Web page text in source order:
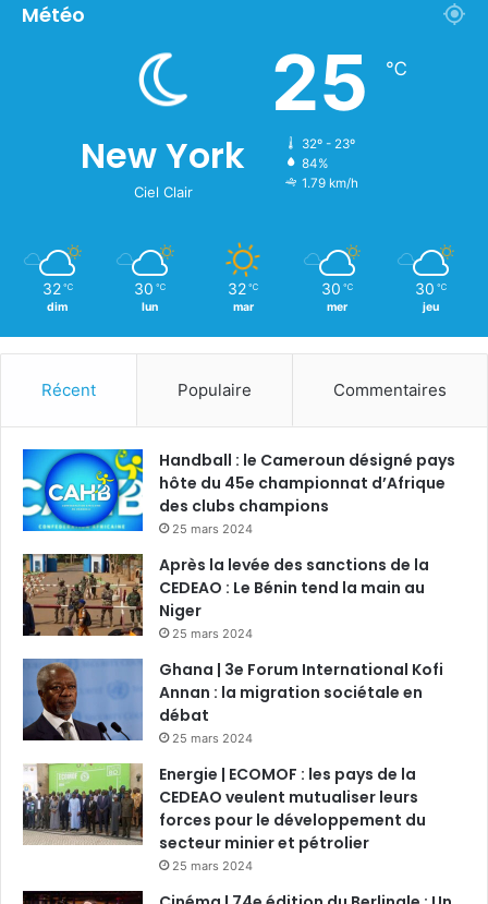
Météo
New York
Ciel Clair
25 ℃
32º - 23º
84%
1.79 km/h
32 ℃
dim
30 ℃
lun
32 ℃
mar
30 ℃
mer
30 ℃
jeu
Récent Populaire Commentaires
Handball : le Cameroun désigné pays
hôte du 45e championnat d’Afrique
des clubs champions
25 mars 2024
Après la levée des sanctions de la
CEDEAO : Le Bénin tend la main au
Niger
25 mars 2024
Ghana | 3e Forum International Kofi
Annan : la migration sociétale en
débat
25 mars 2024
Energie | ECOMOF : les pays de la
CEDEAO veulent mutualiser leurs
forces pour le développement du
secteur minier et pétrolier
25 mars 2024